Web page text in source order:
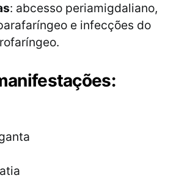
: abcesso periamigdaliano,
e infecções do